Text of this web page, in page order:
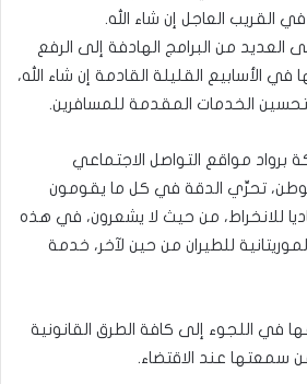
القريب العاجل إن شاء الله.
العديد من البرامج الهادفة إلى الرفع
في الأسابيع القليلة القادمة إن شاء الله،
الخدمات المقدمة للمسافرين.
برواد مواقع التواصل الاجتماعي
تحرِّي الدقة في كل ما يقومون
للانخراط، من حيث لا يشعرون، في هذه
للطيران من حين لآخر، خدمة
في اللجوء إلى كافة الطرق القانونية
سمعتها عند الاقتضاء.